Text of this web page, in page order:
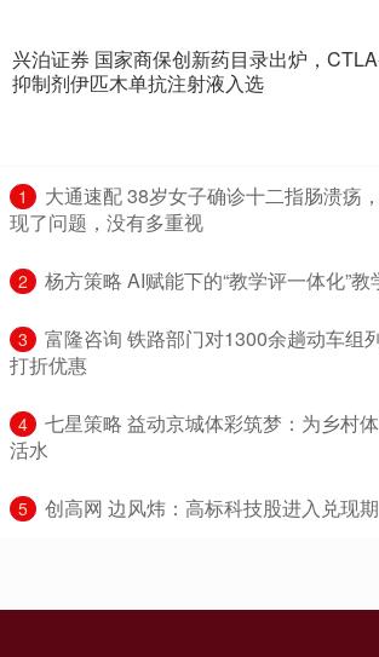
兴泊证券 国家商保创新药目录出炉，
抑制剂伊匹木单抗注射液入选
1
大通速配 38岁女子确诊十二指肠溃疡
现了问题，没有多重视
2 杨方策略 AI赋能下的“教学评一体化”教
3
富隆咨询 铁路部门对1300余趟动车组
打折优惠
4
七星策略 益动京城体彩筑梦：为乡村
活水
5 ​创高网 边风炜：高标科技股进入兑现期